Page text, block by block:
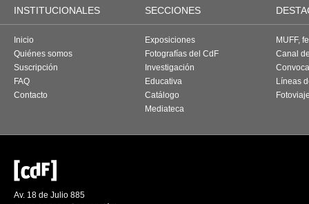
INSTITUCIONALES SECCIONES
Inicio
Quiénes somos
Suscripción
FAQ
Contacto
Exposiciones
Fotografías del CdF
Investigación
Educativa
Catálogo
Mediateca
MUFF,
Canal
Líneas
Av. 18 de Julio 885